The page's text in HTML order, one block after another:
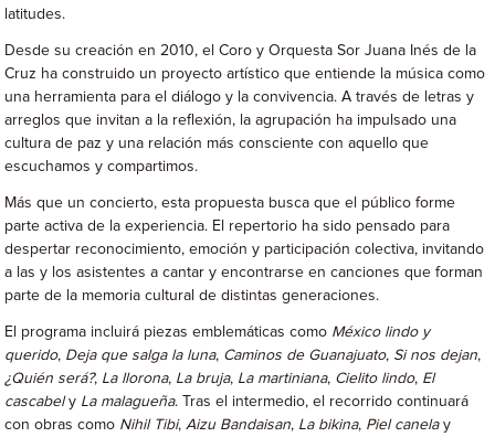
latitudes.
Desde su creación en 2010, el Coro y Orquesta Sor Juana Inés de la
Cruz ha construido un proyecto artístico que entiende la música como
una herramienta para el diálogo y la convivencia. A través de letras y
arreglos que invitan a la reflexión, la agrupación ha impulsado una
cultura de paz y una relación más consciente con aquello que
escuchamos y compartimos.
Más que un concierto, esta propuesta busca que el público forme
parte activa de la experiencia. El repertorio ha sido pensado para
despertar reconocimiento, emoción y participación colectiva, invitando
a las y los asistentes a cantar y encontrarse en canciones que forman
parte de la memoria cultural de distintas generaciones.
El programa incluirá piezas emblemáticas como México lindo y
querido, Deja que salga la luna, Caminos de Guanajuato, Si nos dejan,
¿Quién será?, La llorona, La bruja, La martiniana, Cielito lindo, El
cascabely La malagueña. Tras el intermedio, el recorrido continuará
con obras como Nihil Tibi, Aizu Bandaisan, La bikina, Piel canelay